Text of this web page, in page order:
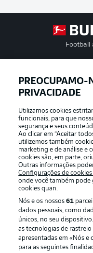
Football
Oferecido por
PREOCUPAMO-
PRIVACIDADE
Utilizamos cookies
funcionais, para que
segurança e seus
Ao clicar em “Aceitar
utilizemos também
marketing e de análise e
cookies são, em parte,
Outras informações
Configurações de
onde você também pode
cookies quan.
Nós e os nossos61
dados pessoais, como
únicos, no seu
as tecnologias de
apresentadas em «Nós e
para as seguintes